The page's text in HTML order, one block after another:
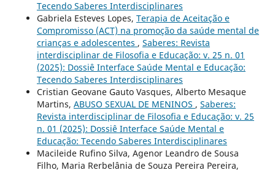
Tecendo Saberes Interdisciplinares
Gabriela Esteves Lopes, Terapia de Aceitação e
Compromisso (ACT) na promoção da saúde mental de
crianças e adolescentes , Saberes: Revista
interdisciplinar de Filosofia e Educação: v. 25 n. 01
(2025): Dossiê Interface Saúde Mental e Educação:
Tecendo Saberes Interdisciplinares
Cristian Geovane Gauto Vasques, Alberto Mesaque
Martins, ABUSO SEXUAL DE MENINOS , Saberes:
Revista interdisciplinar de Filosofia e Educação: v. 25
n. 01 (2025): Dossiê Interface Saúde Mental e
Educação: Tecendo Saberes Interdisciplinares
Macileide Rufino Silva, Agenor Leandro de Sousa
Filho, Maria Rerbelânia de Souza Pereira Pereira,